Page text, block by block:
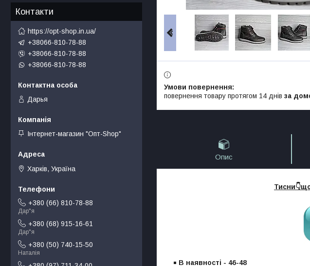
повернення товару протягом 14 днів за
Опис
В наявності - 46-48
Контакти
https://opt-shop.in.ua/
+38066-810-78-88
+38066-810-78-88
+38066-810-78-88
Дарья
Інтернет-магазин "Опт-Shop"
Харків, Україна
+380 (66) 810-78-88
Дар"я
+380 (68) 915-16-61
Дар"я
+380 (50) 740-15-50
Наталія